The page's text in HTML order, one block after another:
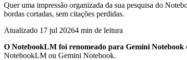
Quer uma impressão organizada da sua pesquisa do
bordas cortadas, sem citações perdidas.
Atualizado 17 jul 20264 min de leitura
O NotebookLM foi renomeado para Gemini Notebook
NotebookLM ou Gemini Notebook.